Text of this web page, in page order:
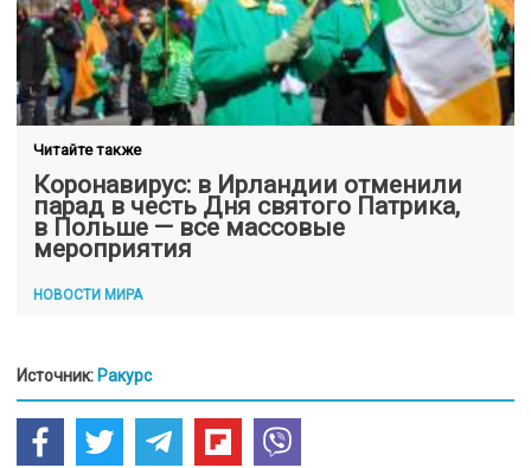
Читайте также
Коронавирус: в Ирландии отменили
парад в честь Дня святого Патрика,
в Польше — все массовые
мероприятия
НОВОСТИ МИРА
Источник: Ракурс